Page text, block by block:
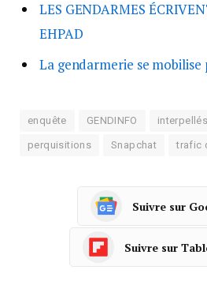
LES GENDARMES
EHPAD
La gendarmerie se
enquête GENDINFO interpellés
perquisitions Snapchat trafic
Suivre sur
Suivre sur